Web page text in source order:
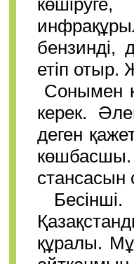
бензинді,
етіп отыр.
Сонымен
керек.
деген
стансасын
құралы.